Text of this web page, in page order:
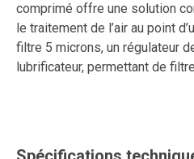
comprimé offre une solution
le traitement de l’air au point
filtre 5 microns, un régulateur
lubrificateur, permettant de